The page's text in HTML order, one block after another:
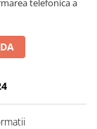
telefonica a